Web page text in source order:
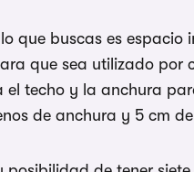
que buscas es espacio
que sea utilizado
techo y la anchura
de anchura y 5 cm